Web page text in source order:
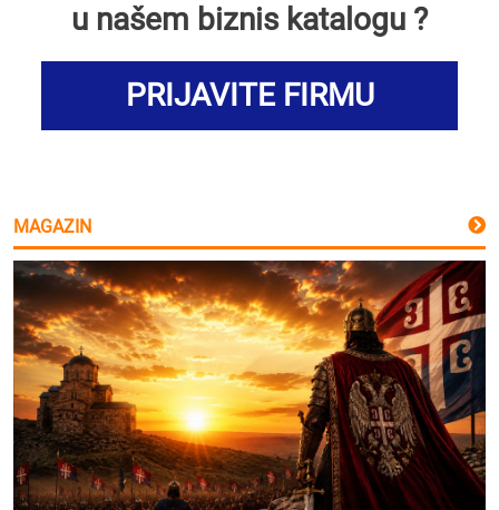
u našem biznis katalogu ?
PRIJAVITE FIRMU
MAGAZIN